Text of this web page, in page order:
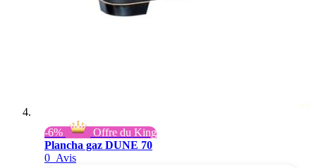
-6%
Offre du King
Plancha gaz DUNE 70
0 Avis